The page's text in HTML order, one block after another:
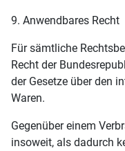
9. Anwendbares Recht
Für sämtliche
Recht der
der Gesetze über den
Waren.
Gegenüber einem
insoweit, als dadurch